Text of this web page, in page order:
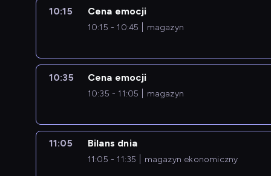
10:15 Cena emocji
10:15 - 10:45 magazyn
10:35 Cena emocji
10:35 - 11:05 magazyn
11:05 Bilans dnia
11:05 - 11:35 magazyn ekonomiczny